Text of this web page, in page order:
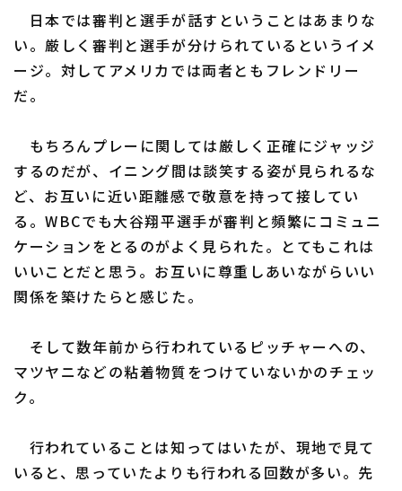
福岡ソフトバンクホークス
利用規約 プライバシーポリシー
特定商取引法の表示 アルバイト募集（別ウィンドウで開く
日本では審判と選手が話すということはあまりな
い。厳しく審判と選手が分けられているというイメ
ージ。対してアメリカでは両者ともフレンドリー
だ。
もちろんプレーに関しては厳しく正確にジャッジ
するのだが、イニング間は談笑する姿が見られるな
ど、お互いに近い距離感で敬意を持って接してい
る。WBCでも大谷翔平選手が審判と頻繁にコミュニ
ケーションをとるのがよく見られた。とてもこれは
いいことだと思う。お互いに尊重しあいながらいい
関係を築けたらと感じた。
そして数年前から行われているピッチャーへの、
マツヤニなどの粘着物質をつけていないかのチェッ
ク。
行われていることは知ってはいたが、現地で見て
いると、思っていたよりも行われる回数が多い。先